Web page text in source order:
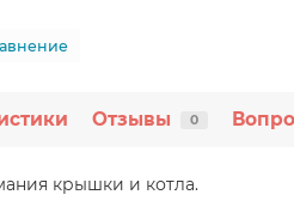
Отзывы 0
крышки и котла.